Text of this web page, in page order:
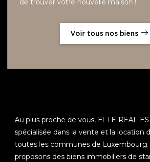
de trouver votre nouvelle maison !
Voir tous nos biens
Au plus proche de vous, ELLE REAL
spécialisée dans la vente et la location
toutes les communes de Luxembourg.
proposons des biens immobiliers de